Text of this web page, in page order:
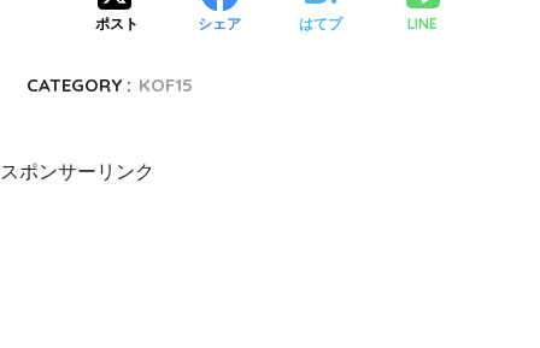
ポスト シェア はてブ LINE
CATEGORY : KOF15
スポンサーリンク